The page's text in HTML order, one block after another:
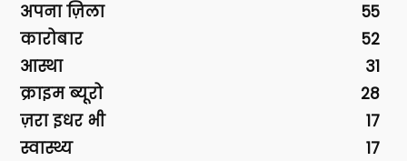
अपना ज़िला
55
कारोबार
52
आस्था
31
क्राइम ब्यूरो
28
ज़रा इधर भी
17
स्वास्थ्य
17